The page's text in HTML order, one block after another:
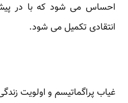
احساس می شود که با در
انتقادی تکمیل می شود.
غیاب پراگماتیسم و اولویت